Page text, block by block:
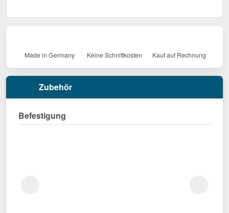
Made in Germany Keine Schnittkosten Kauf auf Rechnung
Zubehör
Befestigung